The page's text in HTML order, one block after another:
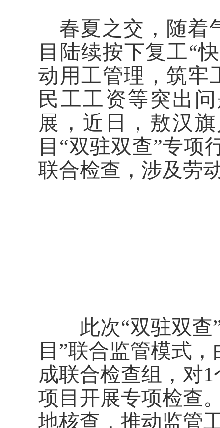
春夏之交，随着
目陆续按下复工“
动用工管理，筑牢
民工工资等突出
展，近日，敖汉
目“双驻双查”专项
联合检查，涉及劳
此次“双驻双查”
目”联合监管模式
成联合检查组，对
项目开展专项检查
地核查，推动监管